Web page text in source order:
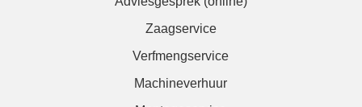
Zaagservice
Verfmengservice
Machineverhuur